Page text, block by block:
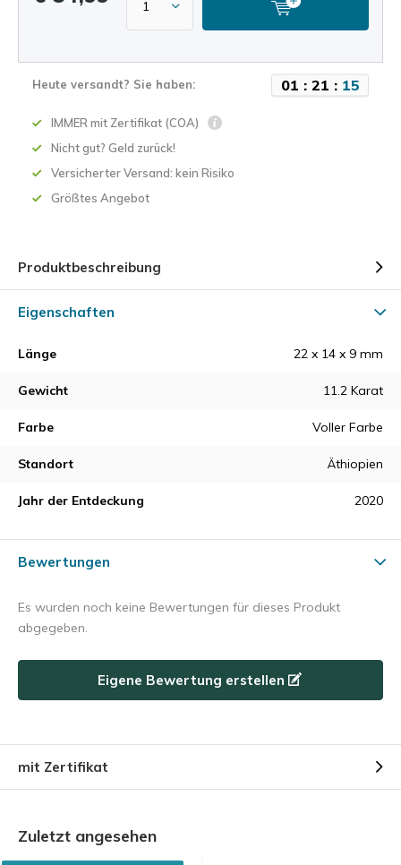
Heute versandt? Sie haben: 01 : 21 : 15
IMMER mit Zertifikat (COA)
Nicht gut? Geld zurück!
Versicherter Versand: kein Risiko
Größtes Angebot
Produktbeschreibung
Eigenschaften
Länge 22 x 14 x 9 mm
Gewicht 11.2 Karat
Farbe Voller Farbe
Standort Äthiopien
Jahr der Entdeckung 2020
Bewertungen
Es wurden noch keine Bewertungen für dieses Produkt
abgegeben.
Eigene Bewertung erstellen
mit Zertifikat
Zuletzt angesehen